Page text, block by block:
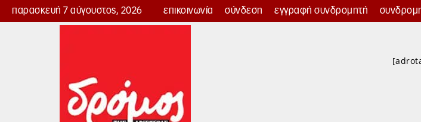
παρασκευή 7 αύγουστος, 2026 επικοινωνία σύνδεση εγγραφή συνδρομητή
Δρόμος